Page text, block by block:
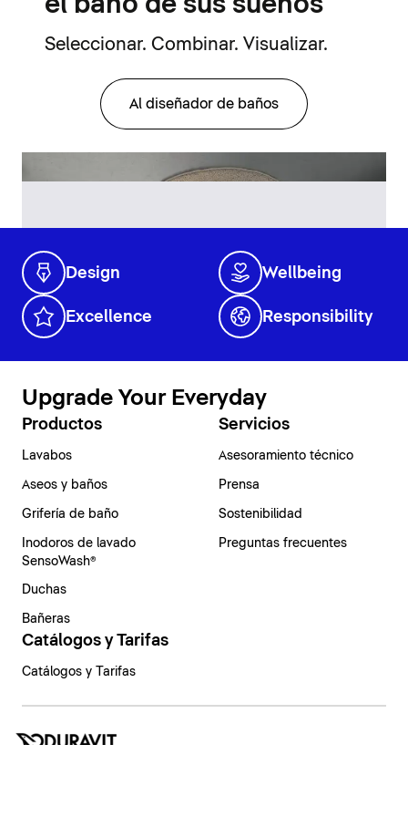
Seleccionar. Combinar. Visualizar.
Al diseñador de baños
Design Wellbeing
Excellence Responsibility
Upgrade Your Everyday
Productos
Lavabos
Aseos y baños
Grifería de baño
Inodoros de lavado
SensoWash®
Duchas
Bañeras
Servicios
Asesoramiento técnico
Prensa
Sostenibilidad
Preguntas frecuentes
Catálogos y Tarifas
Catálogos y Tarifas